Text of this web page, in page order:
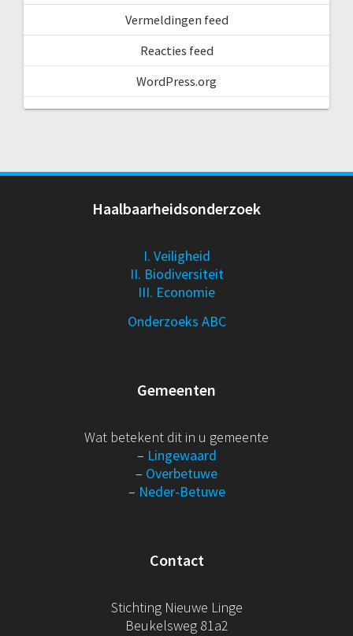
Vermeldingen feed
Reacties feed
WordPress.org
Haalbaarheidsonderzoek
I. Veiligheid
II. Biodiversiteit
III. Economie
Onderzoeks ABC
Gemeenten
Wat betekent dit in u gemeente
– Lingewaard
– Overbetuwe
– Neder-Betuwe
Contact
Stichting Nieuwe Linge
Beukelsweg 81a2